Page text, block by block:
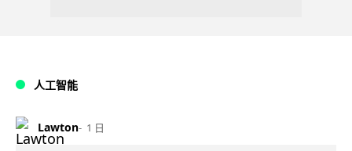
人工智能
Lawton 1 日